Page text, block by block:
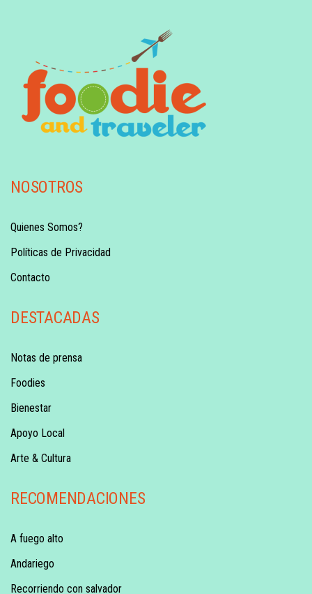
NOSOTROS
Quienes Somos?
Políticas de Privacidad
Contacto
DESTACADAS
Notas de prensa
Foodies
Bienestar
Apoyo Local
Arte & Cultura
RECOMENDACIONES
A fuego alto
Andariego
Recorriendo con salvador